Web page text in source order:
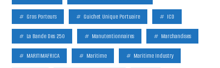
Gros Porteurs Guichet Unique Portuaire ICD
La Bande Des 250 Manutentionnaires Marchandises
MARITIMAFRICA Maritime Maritime Industry